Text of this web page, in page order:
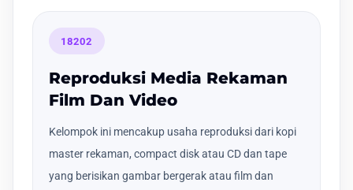
18202
Reproduksi Media Rekaman
Film Dan Video
Kelompok ini mencakup usaha reproduksi dari kopi
master rekaman, compact disk atau CD dan tape
yang berisikan gambar bergerak atau film dan